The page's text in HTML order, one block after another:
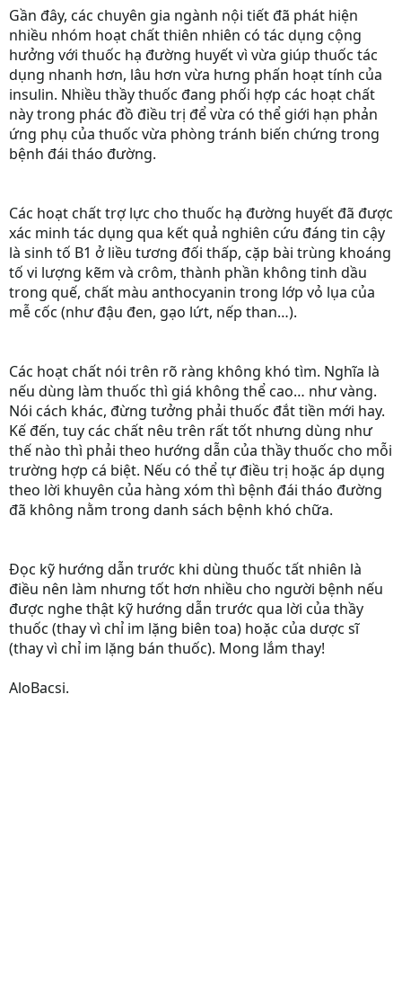
Gần đây, các chuyên gia ngành nội tiết đã phát hiện
nhiều nhóm hoạt chất thiên nhiên có tác dụng cộng
hưởng với thuốc hạ đường huyết vì vừa giúp thuốc tác
dụng nhanh hơn, lâu hơn vừa hưng phấn hoạt tính của
insulin. Nhiều thầy thuốc đang phối hợp các hoạt chất
này trong phác đồ điều trị để vừa có thể giới hạn phản
ứng phụ của thuốc vừa phòng tránh biến chứng trong
bệnh đái tháo đường.
Các hoạt chất trợ lực cho thuốc hạ đường huyết đã được
xác minh tác dụng qua kết quả nghiên cứu đáng tin cậy
là sinh tố B1 ở liều tương đối thấp, cặp bài trùng khoáng
tố vi lượng kẽm và crôm, thành phần không tinh dầu
trong quế, chất màu anthocyanin trong lớp vỏ lụa của
mễ cốc (như đậu đen, gạo lứt, nếp than…).
Các hoạt chất nói trên rõ ràng không khó tìm. Nghĩa là
nếu dùng làm thuốc thì giá không thể cao… như vàng.
Nói cách khác, đừng tưởng phải thuốc đắt tiền mới hay.
Kế đến, tuy các chất nêu trên rất tốt nhưng dùng như
thế nào thì phải theo hướng dẫn của thầy thuốc cho mỗi
trường hợp cá biệt. Nếu có thể tự điều trị hoặc áp dụng
theo lời khuyên của hàng xóm thì bệnh đái tháo đường
đã không nằm trong danh sách bệnh khó chữa.
Đọc kỹ hướng dẫn trước khi dùng thuốc tất nhiên là
điều nên làm nhưng tốt hơn nhiều cho người bệnh nếu
được nghe thật kỹ hướng dẫn trước qua lời của thầy
thuốc (thay vì chỉ im lặng biên toa) hoặc của dược sĩ
(thay vì chỉ im lặng bán thuốc). Mong lắm thay!
AloBacsi.